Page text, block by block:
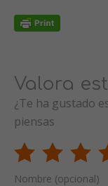
Valora
¿Te ha gustado
piensas
Nombre (opcional)